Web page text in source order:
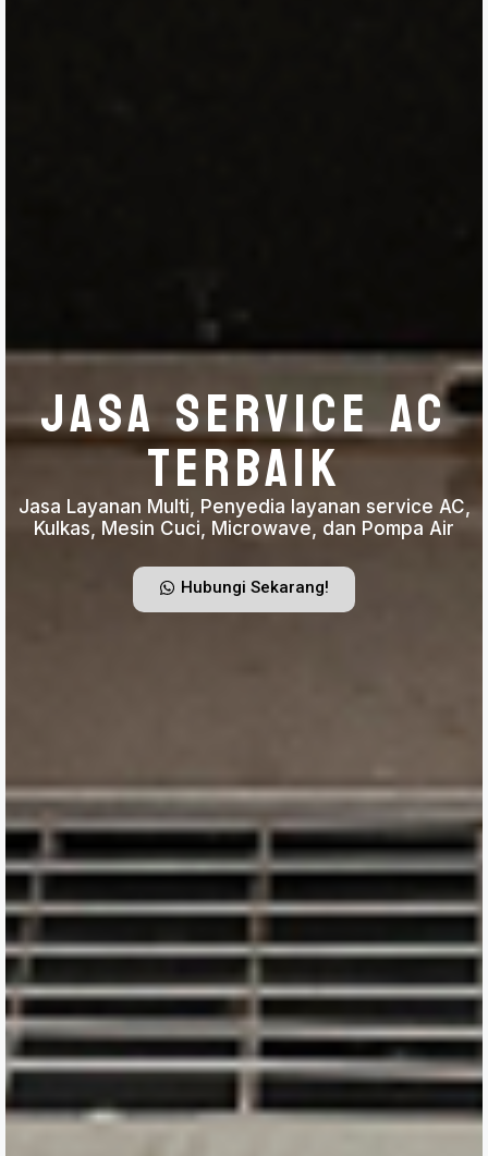
JASA SERVICE AC
TERBAIK
Jasa Layanan Multi, Penyedia layanan service AC,
Kulkas, Mesin Cuci, Microwave, dan Pompa Air
Hubungi Sekarang!